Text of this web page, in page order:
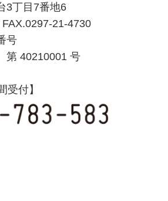
3丁目7番地6
21-4730
号
40210001 号
受付】